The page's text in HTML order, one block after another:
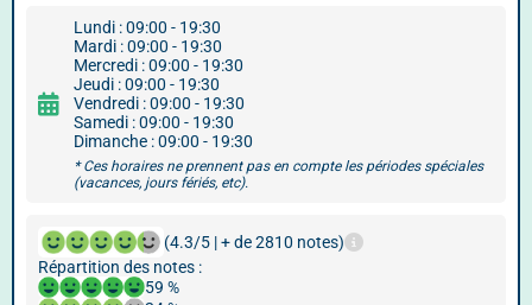
Lundi : 09:00 - 19:30
Mardi : 09:00 - 19:30
Mercredi : 09:00 - 19:30
Jeudi : 09:00 - 19:30
Vendredi : 09:00 - 19:30
Samedi : 09:00 - 19:30
Dimanche : 09:00 - 19:30
* Ces horaires ne prennent pas en compte les périodes spéciales
(vacances, jours fériés, etc).
(4.3/5 | + de 2810 notes)
Répartition des notes :
59 %